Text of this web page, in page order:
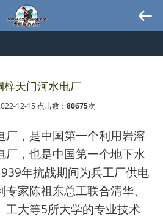
梓天门河水电厂
12-15 点击数： 80675次
厂，是中国第一个利用岩溶
厂，也是中国第一个地下水
年抗战期间为兵工厂供电
家陈祖东总工联合清华、
工大等5所大学的专业技术